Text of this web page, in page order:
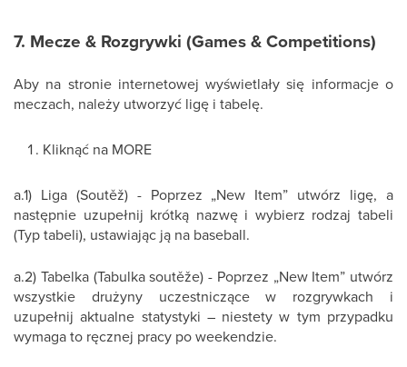
7. Mecze & Rozgrywki (Games & Competitions)
Aby na stronie internetowej wyświetlały się informacje o
meczach, należy utworzyć ligę i tabelę.
Kliknąć na MORE
a.1) Liga (Soutěž) - Poprzez „New Item” utwórz ligę, a
następnie uzupełnij krótką nazwę i wybierz rodzaj tabeli
(Typ tabeli), ustawiając ją na baseball.
a.2) Tabelka (Tabulka soutěže) - Poprzez „New Item” utwórz
wszystkie drużyny uczestniczące w rozgrywkach i
uzupełnij aktualne statystyki – niestety w tym przypadku
wymaga to ręcznej pracy po weekendzie.